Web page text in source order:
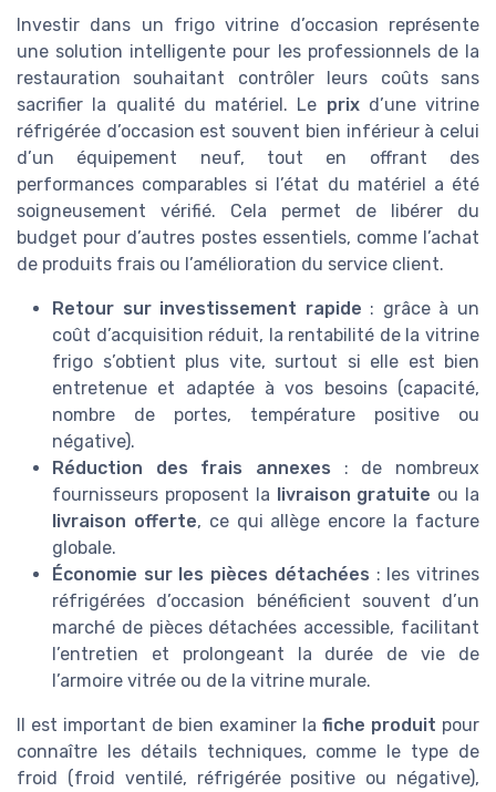
Investir dans un frigo vitrine d’occasion représente
une solution intelligente pour les professionnels de la
restauration souhaitant contrôler leurs coûts sans
sacrifier la qualité du matériel. Le prixd’une vitrine
réfrigérée d’occasion est souvent bien inférieur à celui
d’un équipement neuf, tout en offrant des
performances comparables si l’état du matériel a été
soigneusement vérifié. Cela permet de libérer du
budget pour d’autres postes essentiels, comme l’achat
de produits frais ou l’amélioration du service client.
Retour sur investissement rapide : grâce à un
coût d’acquisition réduit, la rentabilité de la vitrine
frigo s’obtient plus vite, surtout si elle est bien
entretenue et adaptée à vos besoins (capacité,
nombre de portes, température positive ou
négative).
Réduction des frais annexes : de nombreux
fournisseurs proposent la livraison gratuite ou la
livraison offerte, ce qui allège encore la facture
globale.
Économie sur les pièces détachées : les vitrines
réfrigérées d’occasion bénéficient souvent d’un
marché de pièces détachées accessible, facilitant
l’entretien et prolongeant la durée de vie de
l’armoire vitrée ou de la vitrine murale.
Il est important de bien examiner la fiche produit pour
connaître les détails techniques, comme le type de
froid (froid ventilé, réfrigérée positive ou négative),